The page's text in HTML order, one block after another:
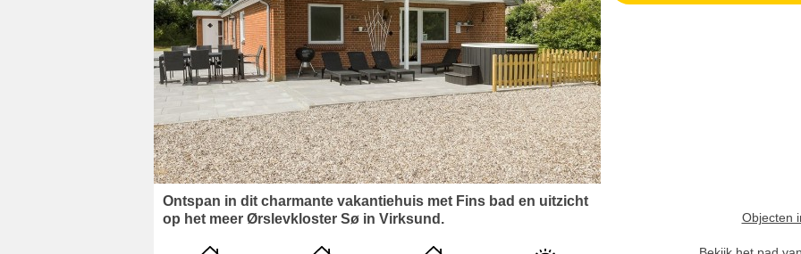
Ontspan in dit charmante vakantiehuis met Fins bad en uitzicht
op het meer Ørslevkloster Sø in Virksund.
Objecten